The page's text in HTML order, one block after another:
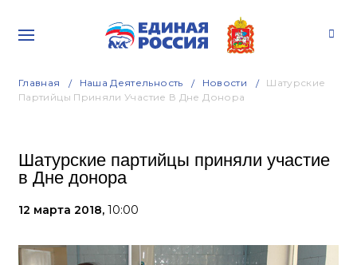
Главная Наша Деятельность Новости
Шатурские
Партийцы Приняли Участие В Дне Донора
Шатурские партийцы приняли участие
в Дне донора
12 марта 2018, 10:00